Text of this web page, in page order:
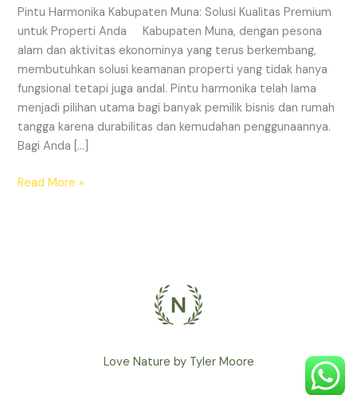
Pintu Harmonika Kabupaten Muna: Solusi Kualitas Premium
untuk Properti Anda Kabupaten Muna, dengan pesona
alam dan aktivitas ekonominya yang terus berkembang,
membutuhkan solusi keamanan properti yang tidak hanya
fungsional tetapi juga andal. Pintu harmonika telah lama
menjadi pilihan utama bagi banyak pemilik bisnis dan rumah
tangga karena durabilitas dan kemudahan penggunaannya.
Bagi Anda […]
Premium
untuk
Properti
Anda
Read More »
Love Nature by Tyler Moore